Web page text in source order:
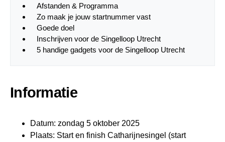
Afstanden & Programma
Zo maak je jouw startnummer vast
Goede doel
Inschrijven voor de Singelloop Utrecht
5 handige gadgets voor de Singelloop Utrecht
Informatie
Datum: zondag 5 oktober 2025
Plaats: Start en finish Catharijnesingel (start